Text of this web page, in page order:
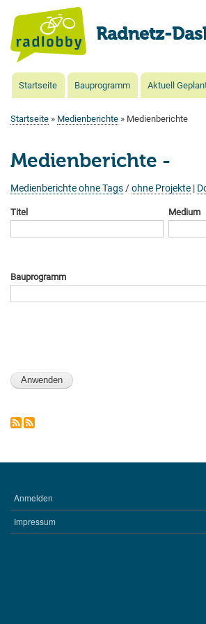
Radnetz-
MainStartseite Bauprogramm Aktuell
Startseite Medienberichte Medienberichte
Medienberichte -
Medienberichte ohne Tags /ohne Projekte |
Titel Medium
Bauprogramm
BENUTZERMENÜ
Anmelden
Impressum